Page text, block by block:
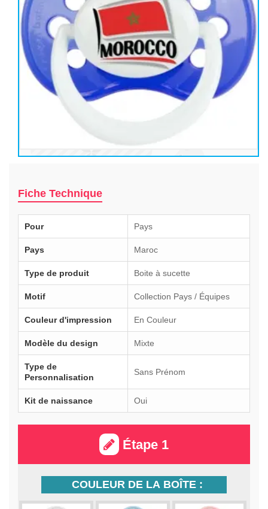
Fiche Technique
Pour Pays
Pays Maroc
Type de produit Boite à sucette
Motif Collection Pays / Équipes
Couleur d'impression En Couleur
Modèle du design Mixte
Type de
Personnalisation
Sans Prénom
Kit de naissance Oui
Étape 1
COULEUR DE LA BOÎTE :